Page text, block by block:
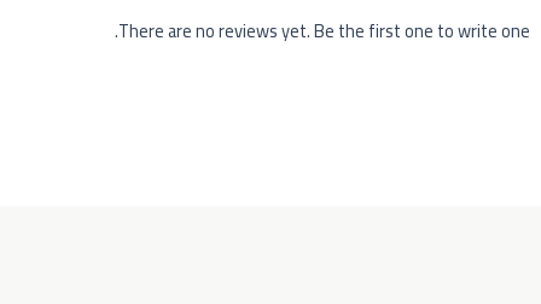
There are no reviews yet. Be the first one to write one.